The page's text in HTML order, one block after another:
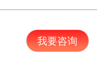
我要咨询